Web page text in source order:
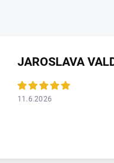
11.6.2026